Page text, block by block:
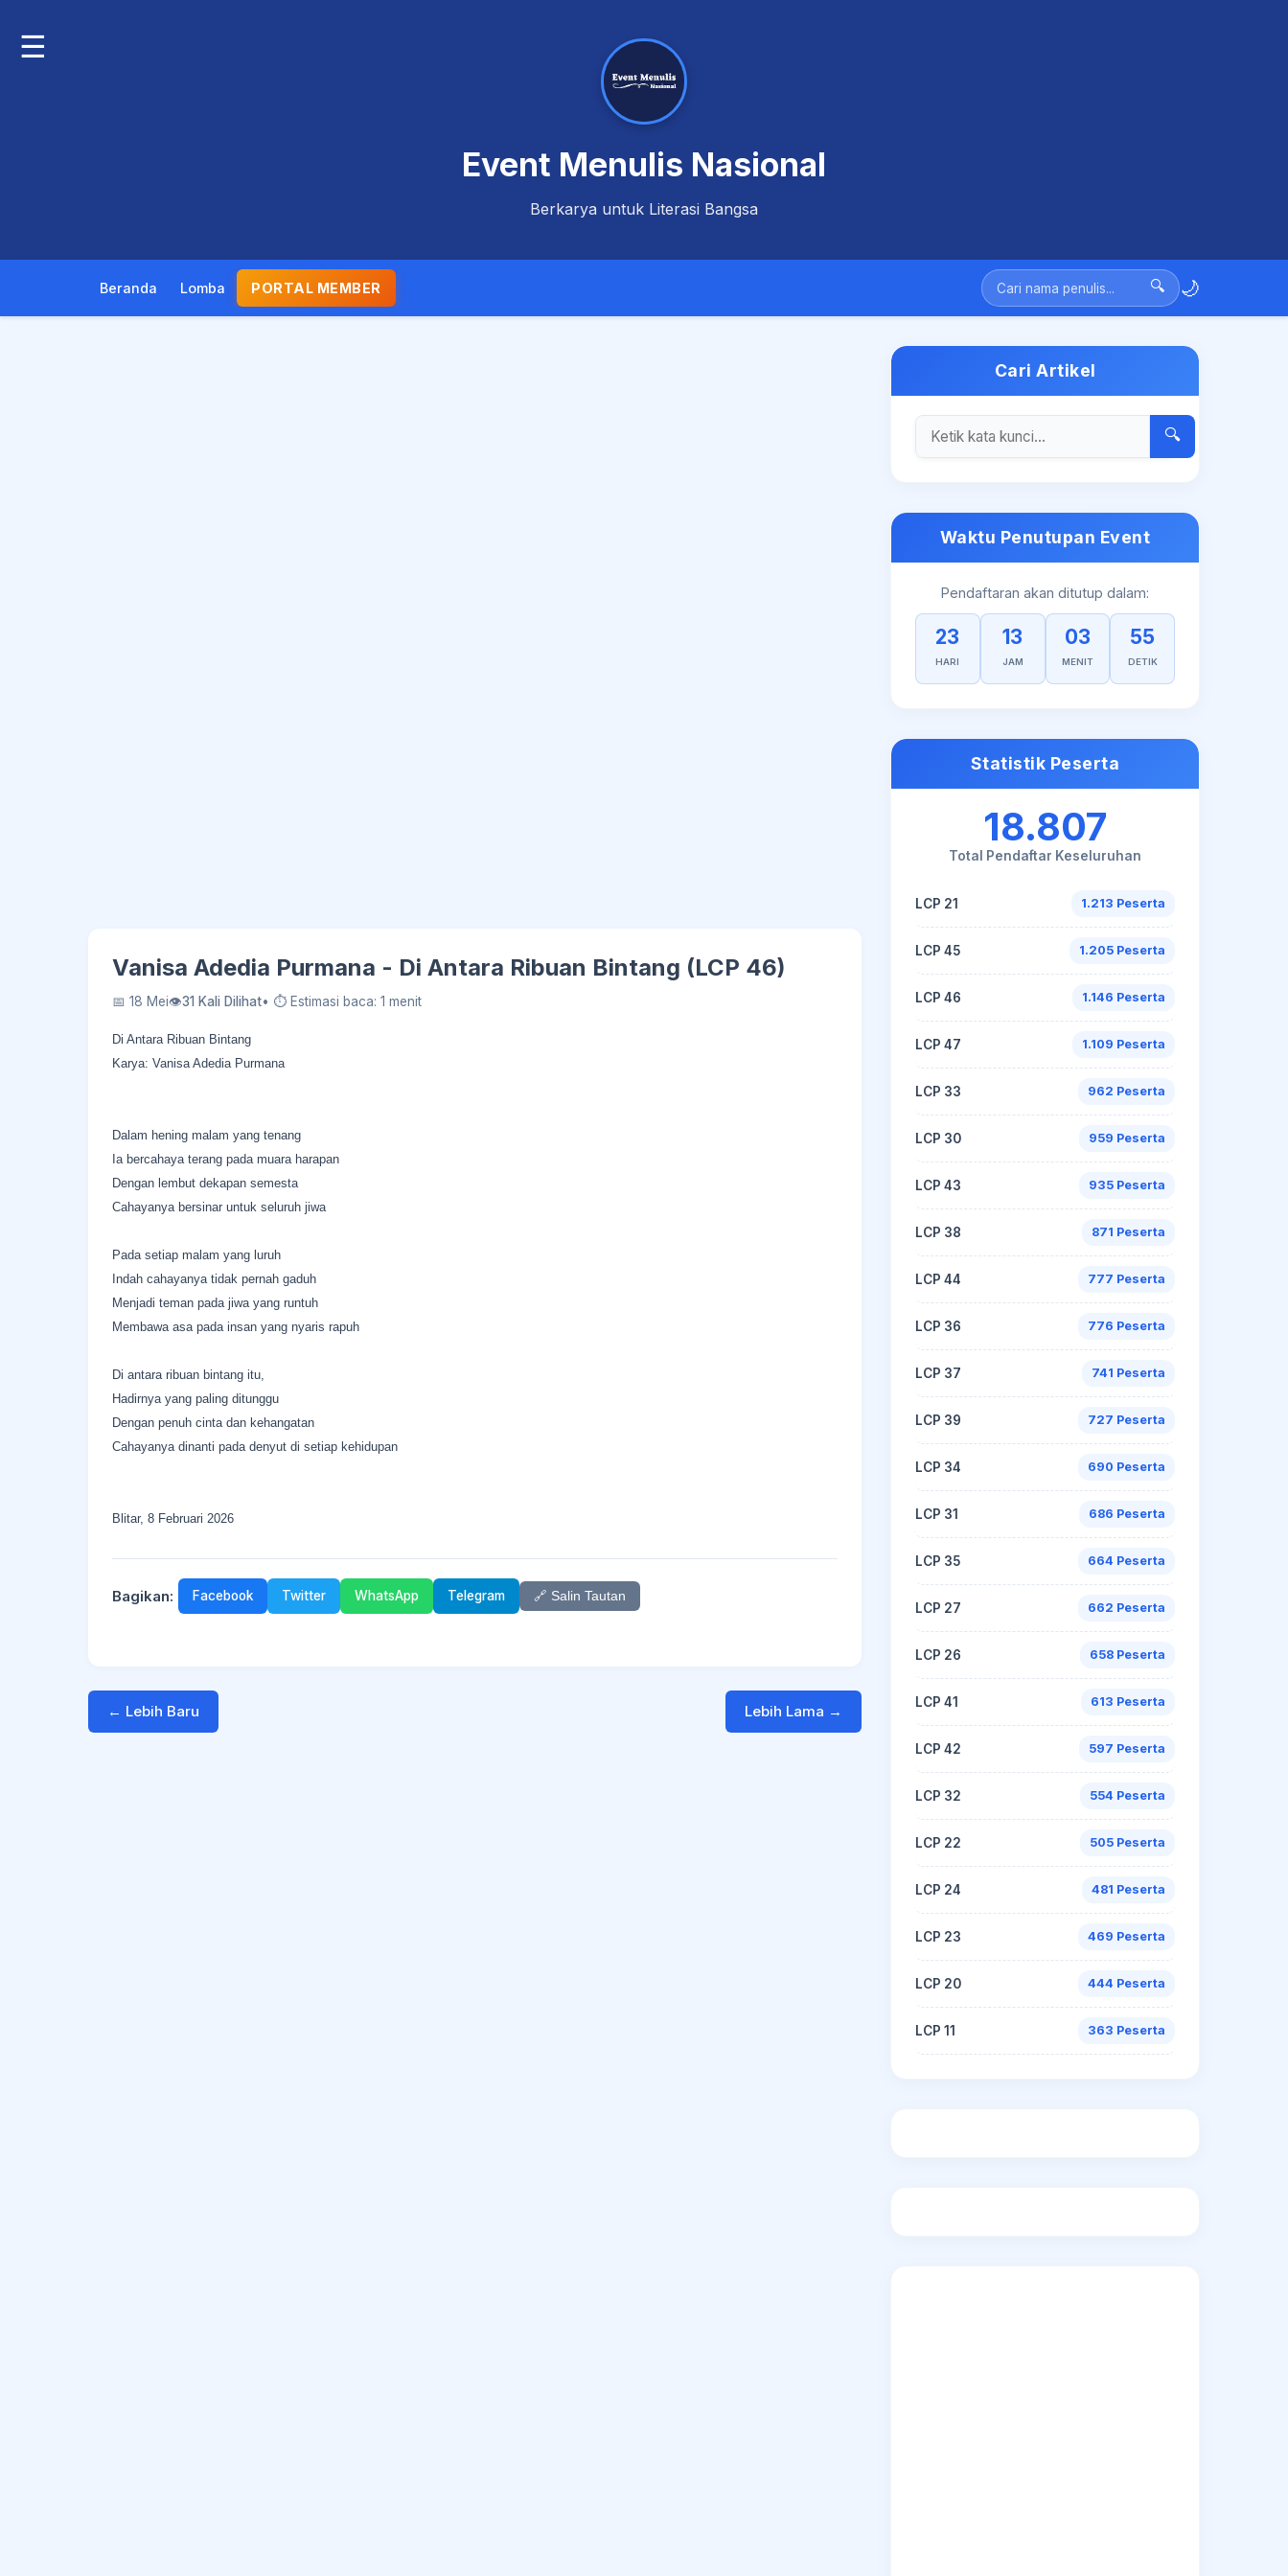
☰
Event Menulis Nasional
Berkarya untuk Literasi Bangsa
Beranda Lomba PORTAL MEMBER 🔍 🌙
Vanisa Adedia Purmana - Di Antara Ribuan Bintang (LCP 46)
📅 18 Mei👁31 Kali Dilihat• ⏱ Estimasi baca: 1 menit
Di Antara Ribuan Bintang
Karya: Vanisa Adedia Purmana
Dalam hening malam yang tenang
Ia bercahaya terang pada muara harapan
Dengan lembut dekapan semesta
Cahayanya bersinar untuk seluruh jiwa
Pada setiap malam yang luruh
Indah cahayanya tidak pernah gaduh
Menjadi teman pada jiwa yang runtuh
Membawa asa pada insan yang nyaris rapuh
Di antara ribuan bintang itu,
Hadirnya yang paling ditunggu
Dengan penuh cinta dan kehangatan
Cahayanya dinanti pada denyut di setiap kehidupan
Blitar, 8 Februari 2026
Bagikan: Facebook Twitter WhatsApp Telegram 🔗 Salin Tautan
← Lebih Baru Lebih Lama →
Cari Artikel
🔍
Waktu Penutupan Event
Pendaftaran akan ditutup dalam:
23
HARI
13
JAM
03
MENIT
54
DETIK
Statistik Peserta
18.807
Total Pendaftar Keseluruhan
LCP 21 1.213 Peserta
LCP 45 1.205 Peserta
LCP 46 1.146 Peserta
LCP 47 1.109 Peserta
LCP 33 962 Peserta
LCP 30 959 Peserta
LCP 43 935 Peserta
LCP 38 871 Peserta
LCP 44 777 Peserta
LCP 36 776 Peserta
LCP 37 741 Peserta
LCP 39 727 Peserta
LCP 34 690 Peserta
LCP 31 686 Peserta
LCP 35 664 Peserta
LCP 27 662 Peserta
LCP 26 658 Peserta
LCP 41 613 Peserta
LCP 42 597 Peserta
LCP 32 554 Peserta
LCP 22 505 Peserta
LCP 24 481 Peserta
LCP 23 469 Peserta
LCP 20 444 Peserta
LCP 11 363 Peserta